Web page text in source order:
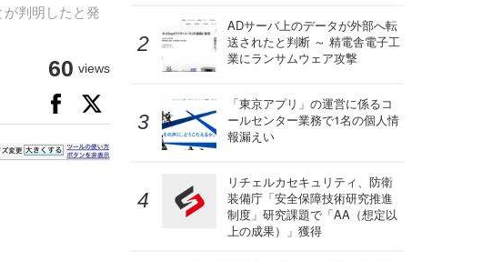
判明したと発
60 views
ADサーバ上のデータが外部へ転
送されたと判断 ～ 精電舎電子工
業にランサムウェア攻撃
「東京アプリ」の運営に係るコ
ールセンター業務で1名の個人情
報漏えい
リチェルカセキュリティ、防衛
装備庁「安全保障技術研究推進
制度」研究課題で「AA（想定以
上の成果）」獲得